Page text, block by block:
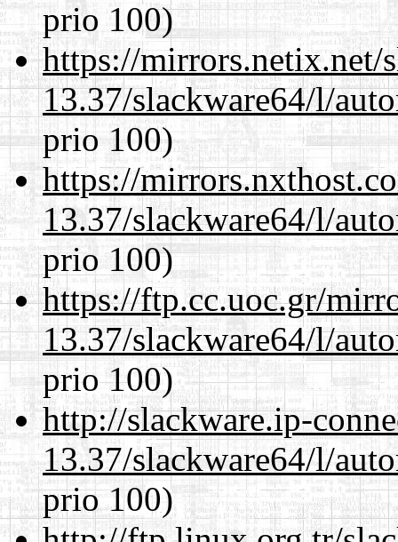
prio 100)
https://mirrors.netix.net/
13.37/slackware64/l/
prio 100)
https://
13.37/slackware64/l/
prio 100)
https://ftp.cc.uoc.gr/
13.37/slackware64/l/
prio 100)
http://slackware.ip-
13.37/slackware64/l/
prio 100)